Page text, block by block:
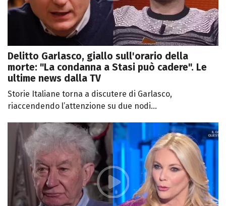
Delitto Garlasco, giallo sull'orario della
morte: "La condanna a Stasi può cadere". Le
ultime news dalla TV
Storie Italiane torna a discutere di Garlasco,
riaccendendo l’attenzione su due nodi...